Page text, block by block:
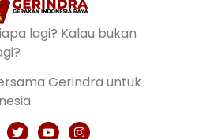
lagi? Kalau bukan
Gerindra untuk